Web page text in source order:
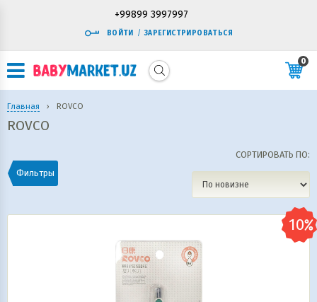
+99899 3997997
ВОЙТИ / ЗАРЕГИСТРИРОВАТЬСЯ
0
Главная › ROVCO
ROVCO
Фильтры
СОРТИРОВАТЬ ПО: